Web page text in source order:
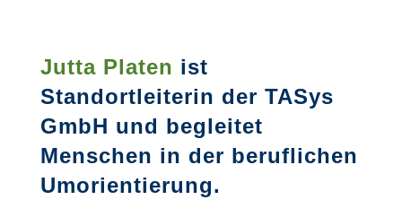
Jutta Platen ist
Standortleiterin der TASys
GmbH und begleitet
Menschen in der beruflichen
Umorientierung.